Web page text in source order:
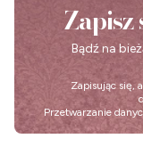
Bądź na
Zapisując się,
Przetwarzanie